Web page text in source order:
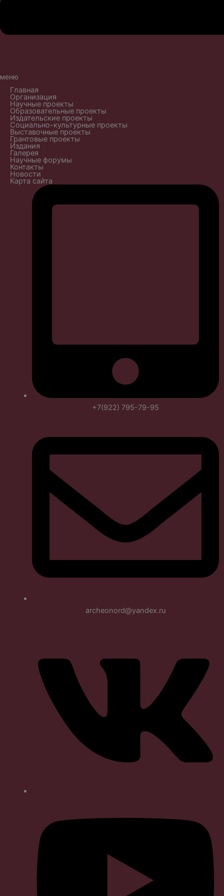
меню
Главная
Организация
Научные проекты
Образовательные проекты
Издательские проекты
Социально-культурные проекты
Выставочные проекты
Грантовые проекты
Издания
Галерея
Научные форумы
Контакты
Новости
Карта сайта
+7(922) 795-79-95
archeonord@yandex.ru